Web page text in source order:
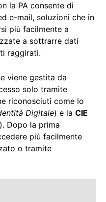
la PA consente di
e-mail, soluzioni che in
più facilmente a
a sottrarre dati
raggirati.
viene gestita da
solo tramite
riconosciuti come lo
Digitale) e la CIE
). Dopo la prima
più facilmente
o tramite